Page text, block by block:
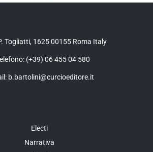
Togliatti, 1625 00155 Roma Italy
(+39) 06 455 04 580
b.bartolini@curcioeditore.it
Electi
Narrativa